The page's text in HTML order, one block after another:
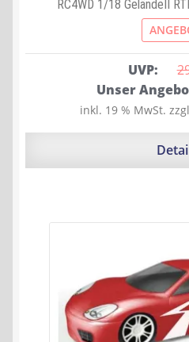
RC4WD 1/18 GeländeII
UVP:
Preis
war:
Unser
inkl. 19 % MwSt.